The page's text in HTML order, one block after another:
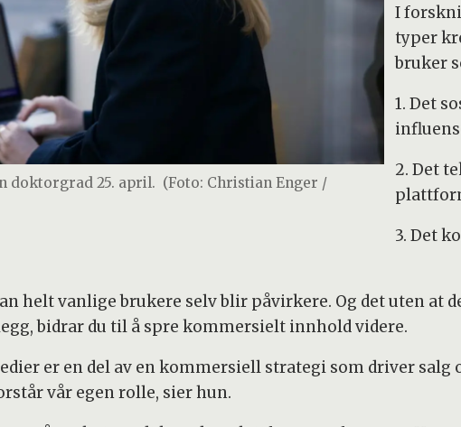
doktorgrad 25. april. (Foto: Christian Enger /
I
typer
bruker
1. Det
2. Det
3. Det
helt vanlige brukere selv blir påvirkere. Og det uten at
bidrar du til å spre kommersielt innhold videre.
er en del av en kommersiell strategi som driver salg
vår egen rolle, sier hun.